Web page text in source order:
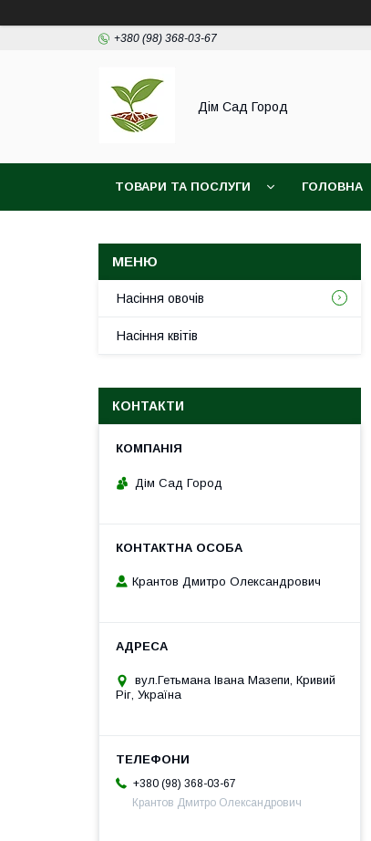
+380 (98) 368-03-67
Дім Сад Город
ТОВАРИ ТА ПОСЛУГИ ГОЛОВНА
Насіння овочів
Насіння квітів
КОНТАКТИ
Дім Сад Город
Крантов Дмитро Олександрович
вул.Гетьмана Івана Мазепи, Кривий
Ріг, Україна
+380 (98) 368-03-67
Крантов Дмитро Олександрович